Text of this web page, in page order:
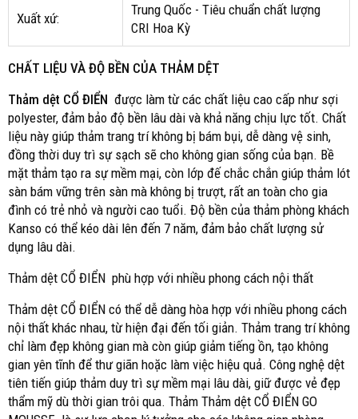
Xuất xứ:
Trung Quốc - Tiêu chuẩn chất lượng
CRI Hoa Kỳ
CHẤT LIỆU VÀ ĐỘ BỀN CỦA THẢM DỆT
Thảm dệt CỔ ĐIỂN được làm từ các chất liệu cao cấp như sợi
polyester, đảm bảo độ bền lâu dài và khả năng chịu lực tốt. Chất
liệu này giúp thảm trang trí không bị bám bụi, dễ dàng vệ sinh,
đồng thời duy trì sự sạch sẽ cho không gian sống của bạn. Bề
mặt thảm tạo ra sự mềm mại, còn lớp đế chắc chắn giúp thảm lót
sàn bám vững trên sàn mà không bị trượt, rất an toàn cho gia
đình có trẻ nhỏ và người cao tuổi. Độ bền của thảm phòng khách
Kanso có thể kéo dài lên đến 7 năm, đảm bảo chất lượng sử
dụng lâu dài.
Thảm dệt CỔ ĐIỂN phù hợp với nhiều phong cách nội thất
Thảm dệt CỔ ĐIỂN có thể dễ dàng hòa hợp với nhiều phong cách
nội thất khác nhau, từ hiện đại đến tối giản. Thảm trang trí không
chỉ làm đẹp không gian mà còn giúp giảm tiếng ồn, tạo không
gian yên tĩnh để thư giãn hoặc làm việc hiệu quả. Công nghệ dệt
tiên tiến giúp thảm duy trì sự mềm mại lâu dài, giữ được vẻ đẹp
thẩm mỹ dù thời gian trôi qua. Thảm Thảm dệt CỔ ĐIỂN GO